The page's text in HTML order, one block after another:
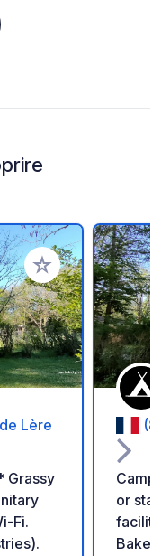
Aggiungi ai tuoi
Lère
Grassy
Fi.
or